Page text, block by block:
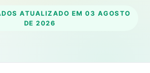
ATUALIZADO EM 03 AGOSTO
DE 2026